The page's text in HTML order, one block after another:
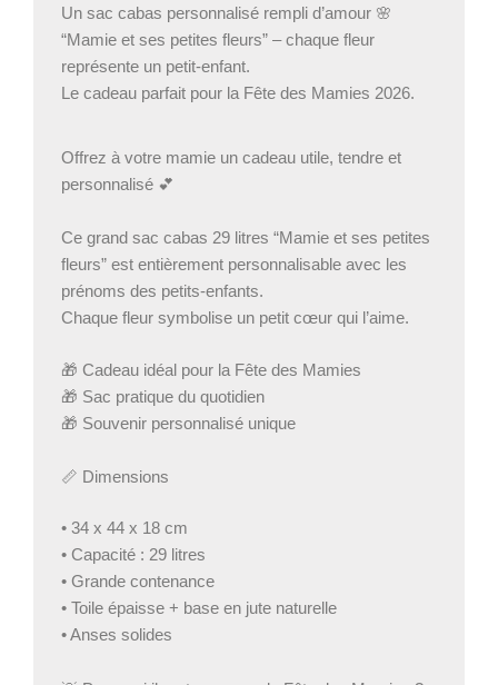
sac
29L
toile
jute
cadeau
mamie
Un sac cabas personnalisé rempli d’amour 🌸
“Mamie et ses petites fleurs” – chaque fleur
représente un petit-enfant.
Le cadeau parfait pour la Fête des Mamies 2026.
Offrez à votre mamie un cadeau utile, tendre et
personnalisé 💕
Ce grand sac cabas 29 litres “Mamie et ses petites
fleurs” est entièrement personnalisable avec les
prénoms des petits-enfants.
Chaque fleur symbolise un petit cœur qui l’aime.
🎁 Cadeau idéal pour la Fête des Mamies
🎁 Sac pratique du quotidien
🎁 Souvenir personnalisé unique
📏 Dimensions
• 34 x 44 x 18 cm
• Capacité : 29 litres
• Grande contenance
• Toile épaisse + base en jute naturelle
• Anses solides